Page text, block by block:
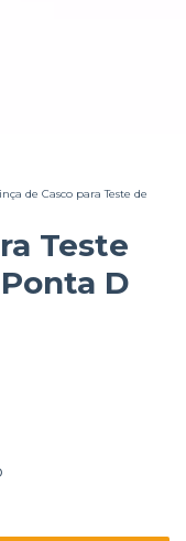
de Casco para Teste de
Teste
D